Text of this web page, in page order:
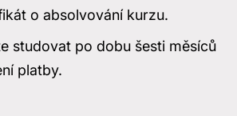
o absolvování kurzu.
studovat po dobu šesti měsíců
platby.